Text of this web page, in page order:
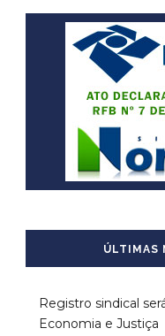
ÚLTIMAS
Registro sindical
Economia e Justiça